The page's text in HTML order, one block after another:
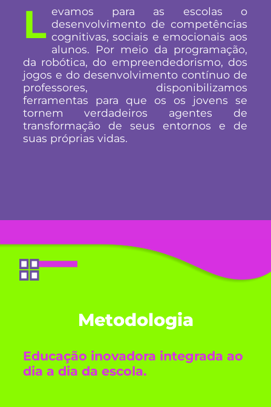
L evamos para as escolas o
desenvolvimento de competências
cognitivas, sociais e emocionais aos
alunos. Por meio da programação,
da robótica, do empreendedorismo, dos
jogos e do desenvolvimento contínuo de
professores, disponibilizamos
ferramentas para que os os jovens se
tornem verdadeiros agentes de
transformação de seus entornos e de
suas próprias vidas.
Metodologia
Educação inovadora integrada ao
dia a dia da escola.